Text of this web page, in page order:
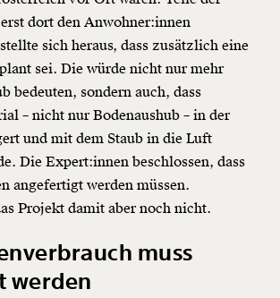
dort den Anwohner:innen
sich heraus, dass zusätzlich eine
sei. Die würde nicht nur mehr
bedeuten, sondern auch, dass
– nicht nur Bodenaushub – in der
und mit dem Staub in die Luft
Die Expert:innen beschlossen, dass
angefertigt werden müssen.
Projekt damit aber noch nicht.
muss
werden